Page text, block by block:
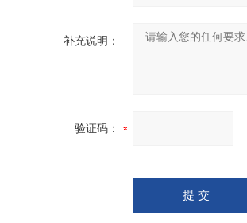
补充说明：
验证码：